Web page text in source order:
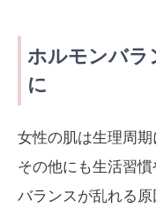
ホルモンバラ
に
女性の肌は生理周期
その他にも生活習
バランスが乱れる原